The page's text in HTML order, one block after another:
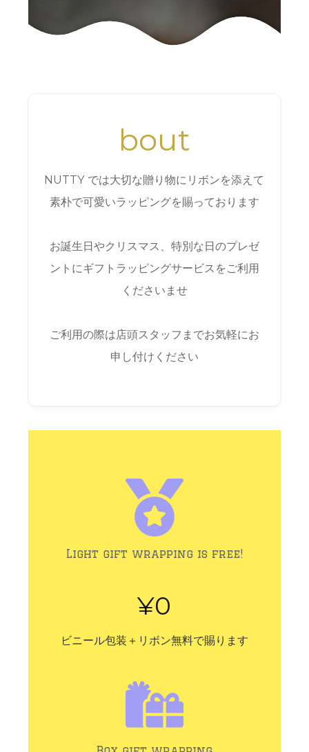
bout
NUTTY では大切な贈り物にリボンを添えて
素朴で可愛いラッピングを賜っております
お誕生日やクリスマス、特別な日のプレゼ
ントにギフトラッピングサービスをご利用
くださいませ
ご利用の際は店頭スタッフまでお気軽にお
申し付けください
Light gift wrapping is free!
¥0
ビニール包装＋リボン無料で賜ります